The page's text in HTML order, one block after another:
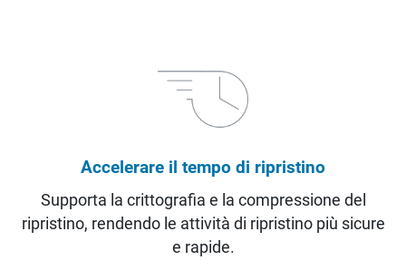
Accelerare il tempo di ripristino
Supporta la crittografia e la compressione del
ripristino, rendendo le attività di ripristino più sicure
e rapide.